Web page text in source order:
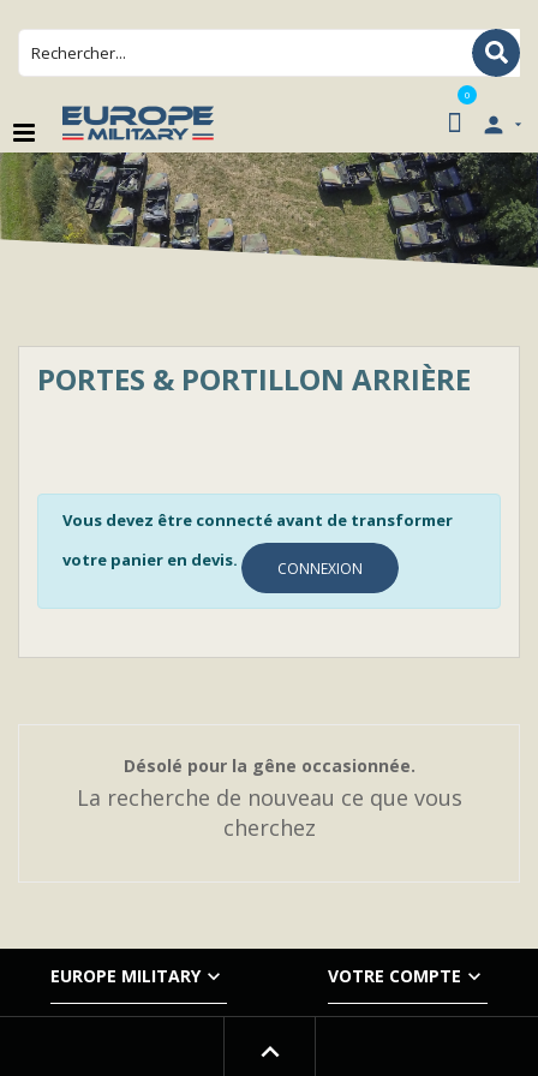
0

PORTES & PORTILLON ARRIÈRE
Vous devez être connecté avant de transformer
votre panier en devis.
CONNEXION
Désolé pour la gêne occasionnée.
La recherche de nouveau ce que vous
cherchez
EUROPE MILITARY  VOTRE COMPTE 